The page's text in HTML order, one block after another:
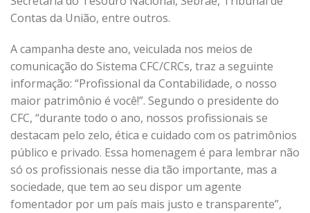
Contas da União, entre outros.
A campanha deste ano, veiculada nos meios de
comunicação do Sistema CFC/CRCs, traz a seguinte
informação: “Profissional da Contabilidade, o nosso
maior patrimônio é você!”. Segundo o presidente do
CFC, “durante todo o ano, nossos profissionais se
destacam pelo zelo, ética e cuidado com os patrimônios
público e privado. Essa homenagem é para lembrar não
só os profissionais nesse dia tão importante, mas a
sociedade, que tem ao seu dispor um agente
fomentador por um país mais justo e transparente”,